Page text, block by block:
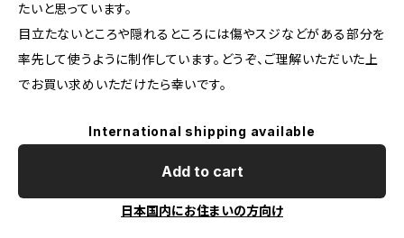
たいと思っています。
目立たないところや隠れるところには傷やスジなどがある部分を
率先して使うように制作しています。どうぞ、ご理解いただいた上
でお買い求めいただけたら幸いです。
International shipping available
Add to cart
日本国内にお住まいの方向け